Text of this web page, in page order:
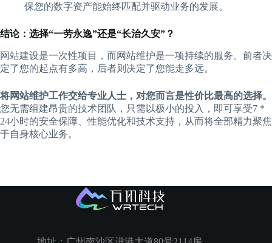
保您的数字资产能始终匹配并驱动业务的发展。
​结论：选择“一劳永逸”还是“长治久安”？​
网站建设是一次性项目，而网站维护是一项持续的服务。前者决
定了您的起点有多高，后者则决定了您能走多远。
​将网站维护工作交给专业人士，对您而言是性价比最高的选择。​
您无需组建昂贵的技术团队，只需以极小的投入，即可享受7 *
24小时的安全保障、性能优化和技术支持，从而将全部精力聚焦
于自身核心业务。